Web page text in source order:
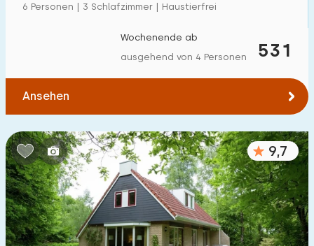
6 Personen | 3 Schlafzimmer | Haustierfrei
531
Wochenende ab
ausgehend von 4 Personen
Ansehen
9,7